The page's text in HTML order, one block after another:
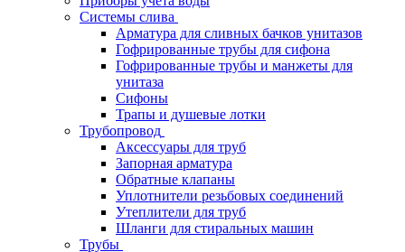
Системы слива
Арматура для сливных бачков унитазов
Гофрированные трубы для сифона
Гофрированные трубы и манжеты для
унитаза
Сифоны
Трапы и душевые лотки
Трубопровод
Аксессуары для труб
Запорная арматура
Обратные клапаны
Уплотнители резьбовых соединений
Утеплители для труб
Шланги для стиральных машин
Трубы